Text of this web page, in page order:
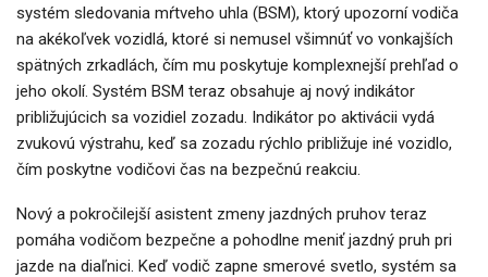
systém sledovania mŕtveho uhla (BSM), ktorý upozorní vodiča
na akékoľvek vozidlá, ktoré si nemusel všimnúť vo vonkajších
spätných zrkadlách, čím mu poskytuje komplexnejší prehľad o
jeho okolí. Systém BSM teraz obsahuje aj nový indikátor
približujúcich sa vozidiel zozadu. Indikátor po aktivácii vydá
zvukovú výstrahu, keď sa zozadu rýchlo približuje iné vozidlo,
čím poskytne vodičovi čas na bezpečnú reakciu.
Nový a pokročilejší asistent zmeny jazdných pruhov teraz
pomáha vodičom bezpečne a pohodlne meniť jazdný pruh pri
jazde na diaľnici. Keď vodič zapne smerové svetlo, systém sa